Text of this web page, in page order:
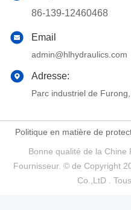
86-139-12460468
Email
admin@hlhydraulics.com
Adresse:
Parc industriel de
Politique en matière de
Bonne qualité de la Chine
Fournisseur. © de Copyright
Co.,LtD .